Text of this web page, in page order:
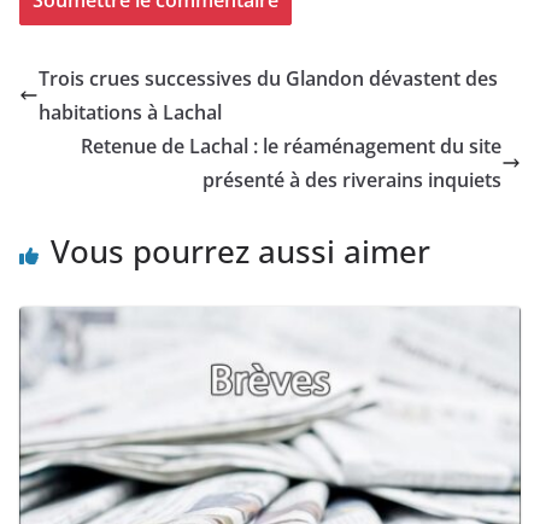
Trois crues successives du Glandon dévastent des
habitations à Lachal
Retenue de Lachal : le réaménagement du site
présenté à des riverains inquiets
Vous pourrez aussi aimer